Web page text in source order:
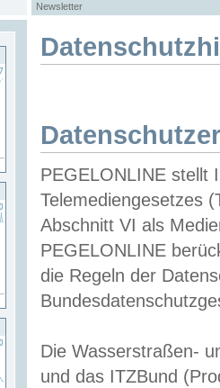
Newsletter
PEGELONLINE stellt
Telemediengesetzes
Abschnitt VI als
PEGELONLINE
die Regeln der
Die Wasserstraßen-
und das ITZBund